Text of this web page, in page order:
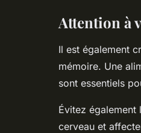
Attention à
Il est également
mémoire. Une
sont essentiels
Évitez
cerveau et